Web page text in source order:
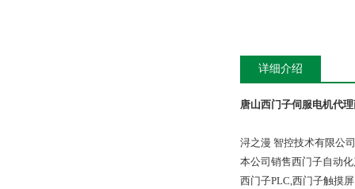
详细介绍
唐山西门子伺服电机代
浔之漫 智控技术有限公
本公司销售西门子自动
西门子PLC,西门子触摸